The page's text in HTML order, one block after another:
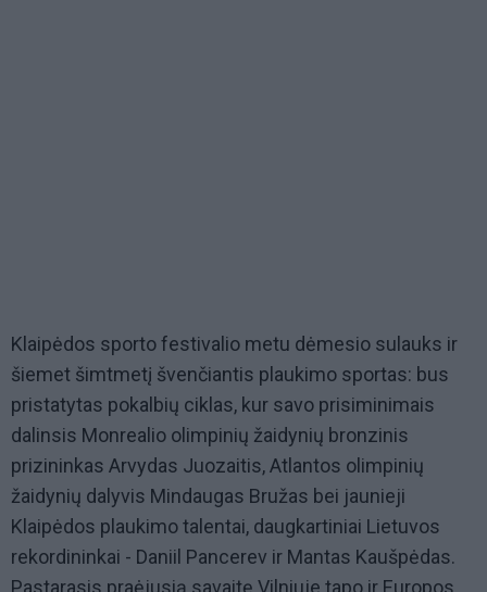
Klaipėdos sporto festivalio metu dėmesio sulauks ir
šiemet šimtmetį švenčiantis plaukimo sportas: bus
pristatytas pokalbių ciklas, kur savo prisiminimais
dalinsis Monrealio olimpinių žaidynių bronzinis
prizininkas Arvydas Juozaitis, Atlantos olimpinių
žaidynių dalyvis Mindaugas Bružas bei jaunieji
Klaipėdos plaukimo talentai, daugkartiniai Lietuvos
rekordininkai - Daniil Pancerev ir Mantas Kaušpėdas.